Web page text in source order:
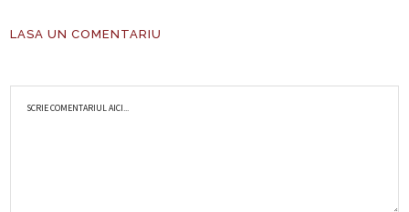
LASA UN COMENTARIU